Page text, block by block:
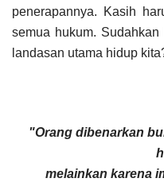
penerapannya. Kasih
semua hukum.
landasan utama hidup
"Orang dibenarkan
melainkan karena